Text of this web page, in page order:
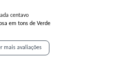
centavo
em tons de Verde
mais avaliações